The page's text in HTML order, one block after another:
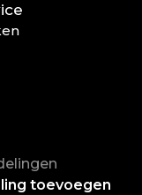
toevoegen